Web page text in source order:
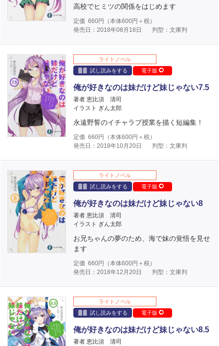
高校でヒミツの関係をはじめます
定価 660円（本体600円＋税）
発売日：2018年08月18日
判型：文庫判
ライトノベル
試し読みをする
電子版
俺が好きなのは妹だけど妹じゃない7.5
著者 恵比須 清司
イラスト ぎん太郎
永遠野誓のイチャラブ授業を描く短編集！
定価 660円（本体600円＋税）
発売日：2018年10月20日
判型：文庫判
ライトノベル
試し読みをする
電子版
俺が好きなのは妹だけど妹じゃない8
著者 恵比須 清司
イラスト ぎん太郎
お兄ちゃんの夢のため、海で妹の覚悟を見せ
ます
定価 660円（本体600円＋税）
発売日：2018年12月20日
判型：文庫判
ライトノベル
試し読みをする
電子版
俺が好きなのは妹だけど妹じゃない8.5
著者 恵比須 清司